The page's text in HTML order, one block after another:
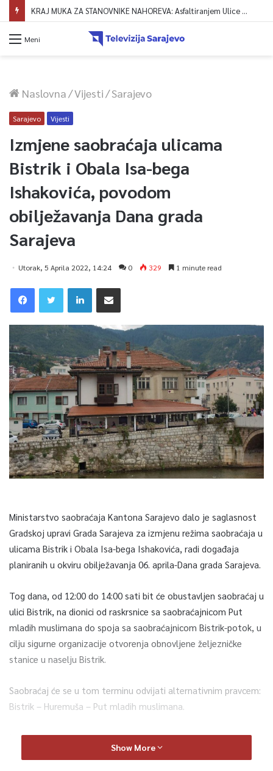
Pola milenijuma Gazi Husrev-begovog vakufa: Dr. Senaid Zaimović o historijskom naslijeđu, ustavnoj snazi vakufname i viziji za budućnost
Meni
Naslovna/Vijesti/Sarajevo
Sarajevo Vijesti
Izmjene saobraćaja ulicama
Bistrik i Obala Isa-bega
Ishakovića, povodom
obilježavanja Dana grada
Sarajeva
Utorak, 5 Aprila 2022, 14:24 0 329 1 minute read
Ministarstvo saobraćaja Kantona Sarajevo dalo je saglasnost
Gradskoj upravi Grada Sarajeva za izmjenu režima saobraćaja u
ulicama Bistrik i Obala Isa-bega Ishakovića, radi događaja
planiranih u okviru obilježavanja 06. aprila-Dana grada Sarajeva.
Tog dana, od 12:00 do 14:00 sati bit će obustavljen saobraćaj u
ulici Bistrik, na dionici od raskrsnice sa saobraćajnicom Put
mladih muslimana do spoja sa saobraćajnicom Bistrik-potok, u
cilju sigurne organizacije otvorenja obnovljene željezničke
stanice u naselju Bistrik.
Saobraćaj će se u tom terminu odvijati alternativnim pravcem:
Bistrik – Huremuša – Put mladih muslimana.
Istog dana, od 19:00 do 23:00 sata bit će obustavljen
saobraćaj u ulici Obala Isa-bega Ishakovića, na dionici od
Show More